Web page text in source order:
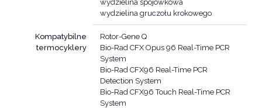
wydzielina spojówkowa
wydzielina gruczołu krokowego
Kompatybilne
termocyklery
Rotor-Gene Q
Bio-Rad CFX Opus 96 Real-Time PCR
System
Bio-Rad CFX96 Real-Time PCR
Detection System
Bio-Rad CFX96 Touch Real-Time PCR
System